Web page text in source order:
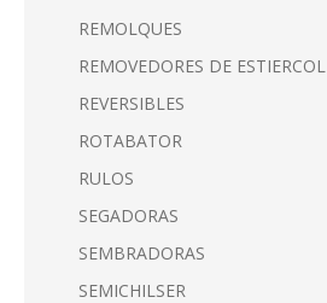
REMOLQUES
REMOVEDORES DE ESTIERCOL
REVERSIBLES
ROTABATOR
RULOS
SEGADORAS
SEMBRADORAS
SEMICHILSER